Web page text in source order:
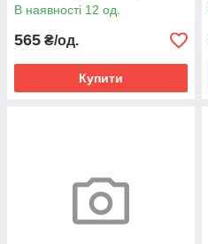
В наявності 12 од.
565 ₴/од.
Купити